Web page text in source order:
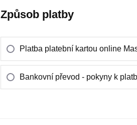
Způsob platby
Platba platební kartou online
Bankovní převod - pokyny k